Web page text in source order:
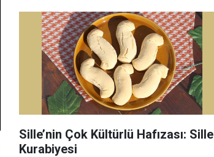
Sille’nin Çok Kültürlü Hafızası: Sille
Kurabiyesi